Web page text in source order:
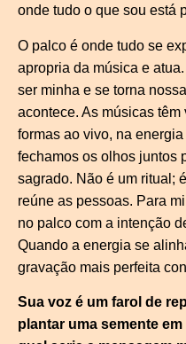
onde tudo o que sou está
O palco é onde tudo se
apropria da música e
ser minha e se torna
acontece. As músicas
formas ao vivo, na
fechamos os olhos juntos
sagrado. Não é um ritual;
reúne as pessoas. Para
no palco com a intenção
Quando a energia se
gravação mais perfeita
Sua voz é um farol de
plantar uma semente